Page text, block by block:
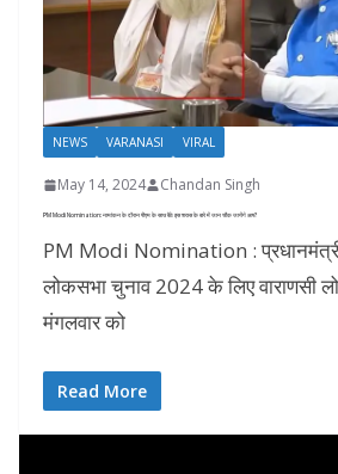
NEWS VARANASI VIRAL
May 14, 2024 Chandan Singh
PM Modi Nomination: नामांकन के दौरान पीएम के साथ बैठे इस शख्स के बारे में जान चौंक जायेंगे आप?
PM Modi Nomination :
लोकसभा चुनाव 2024 के लिए वाराणसी
मंगलवार को
Read More